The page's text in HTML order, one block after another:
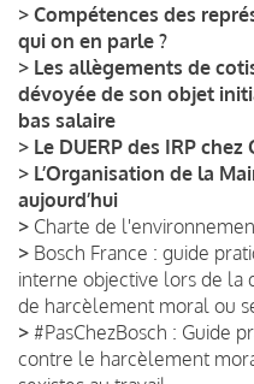
> Compétences des
qui on en parle ?
> Les allègements de
dévoyée de son objet
bas salaire
> Le DUERP des IRP chez
> L’Organisation de la
aujourd’hui
> Charte de
> Bosch France : guide
interne objective lors de la
de harcèlement moral ou
> #PasChezBosch : Guide
contre le harcèlement